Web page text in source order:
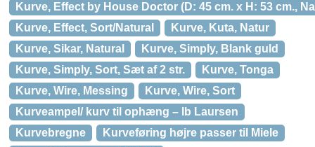
Kurve, Effect by House Doctor (D: 45 cm. x H: 53 cm.,
Kurve, Effect, Sort/Natural
Kurve, Kuta, Natur
Kurve, Sikar, Natural
Kurve, Simply, Blank guld
Kurve, Simply, Sort, Sæt af 2 str.
Kurve, Tonga
Kurve, Wire, Messing
Kurve, Wire, Sort
Kurveampel/ kurv til ophæng – Ib Laursen
Kurvebregne
Kurveføring højre passer til Miele